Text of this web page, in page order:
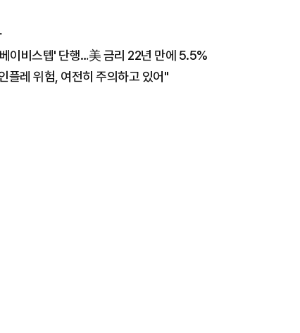
이비스텝' 단행…美 금리 22년 만에 5.5%
플레 위험, 여전히 주의하고 있어"